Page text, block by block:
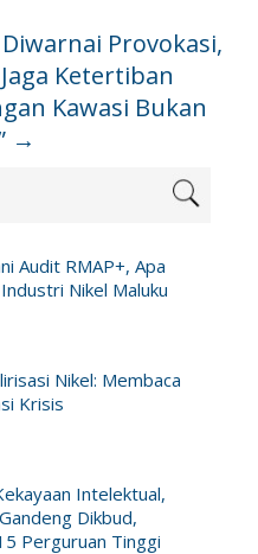
Provokasi,
Ketertiban
Kawasi Bukan
→
Audit RMAP+, Apa
Nikel Maluku
Nikel: Membaca
Krisis
Intelektual,
Dikbud,
Perguruan Tinggi